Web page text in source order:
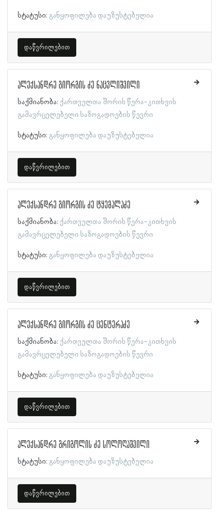
სტატუსი: განყოფილება დაუზუსტებელია
დაწვრილებით
ალექსანდრე გიორგის ძე ნაცვლიშვილი
საქმიანობა: ქართველთა შორის წერა-კითხვის
გამავრცელებელი საზოგადოების წევრი
სტატუსი: განყოფილება დაუზუსტებელია
დაწვრილებით
ალექსანდრე გიორგის ძე ტყემალაძე
საქმიანობა: ქართველთა შორის წერა-კითხვის
გამავრცელებელი საზოგადოების წევრი
სტატუსი: განყოფილება დაუზუსტებელია
დაწვრილებით
ალექსანდრე გიორგის ძე ცენტერაძე
საქმიანობა: ქართველთა შორის წერა-კითხვის
გამავრცელებელი საზოგადოების წევრი
სტატუსი: განყოფილება დაუზუსტებელია
დაწვრილებით
ალექსანდრე გრიგოლის ძე სოლოღაშვილი
სტატუსი: განყოფილება დაუზუსტებელია
დაწვრილებით